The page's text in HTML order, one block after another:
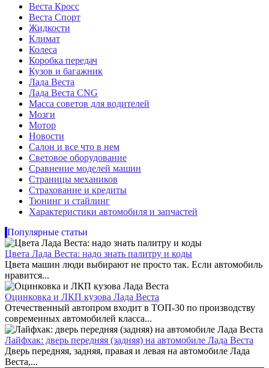
Веста Кросс
Веста Спорт
Жидкости
Климат
Колеса
Коробка передач
Кузов и багажник
Лада Веста
Лада Веста CNG
Масса советов для водителей
Мозги
Мотор
Новости
Салон и все что в нем
Световое оборудование
Сравнение моделей машин
Страницы механиков
Страхование и кредиты
Тюнинг и стайлинг
Характеристики автомобиля и запчастей
Популярные статьи
Цвета Лада Веста: надо знать палитру и коды
Цвета машин люди выбирают не просто так. Если автомобиль
нравится...
Оцинковка и ЛКП кузова Лада Веста
Отечественный автопром входит в ТОП-30 по производству
современных автомобилей класса...
Лайфхак: дверь передняя (задняя) на автомобиле Лада Веста
Дверь передняя, задняя, правая и левая на автомобиле Лада
Веста,...